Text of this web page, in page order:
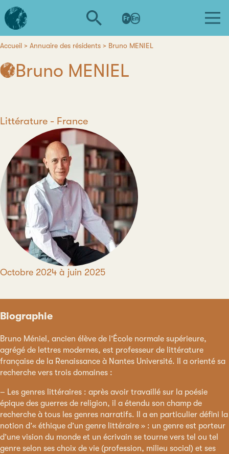
Aller
au
contenu
L'institut
d'études
avancées
de
Fr En
d'Ariane
Accueil Annuaire des résidents Bruno MENIEL
Bruno MENIEL
Discipline
Littérature Pays
France
Période
Octobre 2024 à juin 2025
Biographie
Bruno Méniel, ancien élève de l’École normale supérieure,
agrégé de lettres modernes, est professeur de littérature
française de la Renaissance à Nantes Université. Il a orienté sa
recherche vers trois domaines :
– Les genres littéraires : après avoir travaillé sur la poésie
épique des guerres de religion, il a étendu son champ de
recherche à tous les genres narratifs. Il a en particulier défini la
notion d’« éthique d’un genre littéraire » : un genre est porteur
d’une vision du monde et un écrivain se tourne vers tel ou tel
genre selon ses choix de vie (profession, milieu social) et ses